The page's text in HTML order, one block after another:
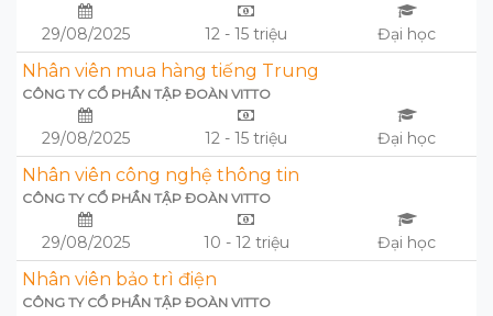
29/08/2025 12 - 15 triệu Đại học
Nhân viên mua hàng tiếng Trung
CÔNG TY CỔ PHẦN TẬP ĐOÀN VITTO
29/08/2025 12 - 15 triệu Đại học
Nhân viên công nghệ thông tin
CÔNG TY CỔ PHẦN TẬP ĐOÀN VITTO
29/08/2025 10 - 12 triệu Đại học
Nhân viên bảo trì điện
CÔNG TY CỔ PHẦN TẬP ĐOÀN VITTO